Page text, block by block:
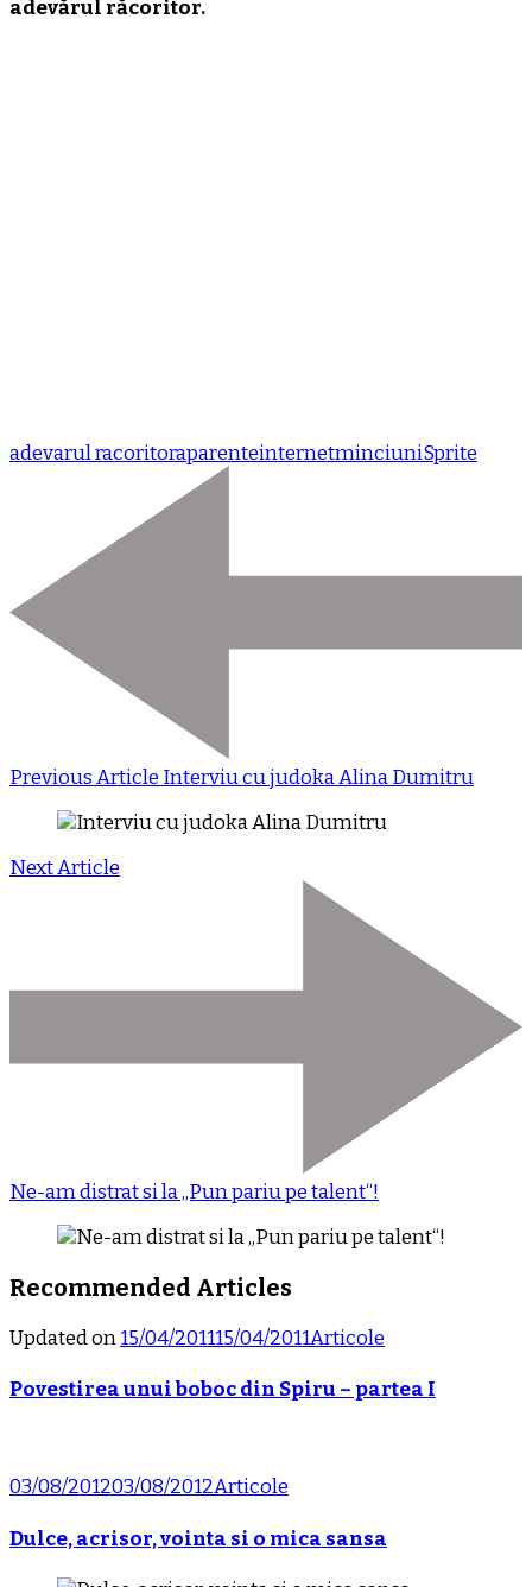
adevărul răcoritor.
adevarul racoritoraparenteinternetminciuniSprite
Previous Article Interviu cu judoka Alina Dumitru
Next Article
Ne-am distrat si la „Pun pariu pe talent“!
Recommended Articles
Updated on15/04/201115/04/2011Articole
Povestirea unui boboc din Spiru – partea I
03/08/201203/08/2012Articole
Dulce, acrisor, vointa si o mica sansa